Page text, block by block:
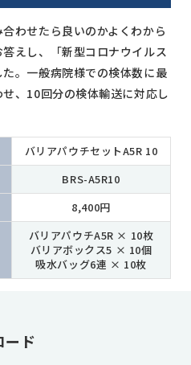
わせたら良いのかよくわから
えし、「新型コロナウイルス
。一般病院様での検体数に最
、10回分の検体輸送に対応し
バリアパウチセットA5R 10
BRS-A5R10
8,400円
バリアパウチA5R × 10枚
バリアボックス5 × 10個
吸水バッグ6連 × 10枚
ード